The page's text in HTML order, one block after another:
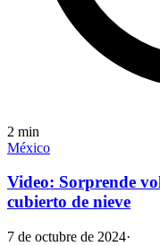
2 min
México
Video: Sorprende
cubierto de nieve
7 de octubre de 2024·